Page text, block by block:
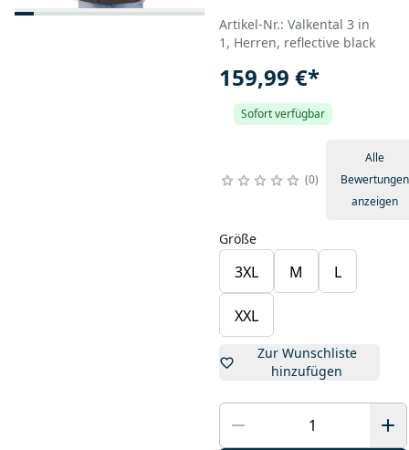
Artikel-Nr.: Valkental 3 in
1, Herren, reflective black
159,99 €*
Sofort verfügbar
0
Alle
Bewertungen
anzeigen
Größe
3XL M L
XXL
Zur Wunschliste
hinzufügen